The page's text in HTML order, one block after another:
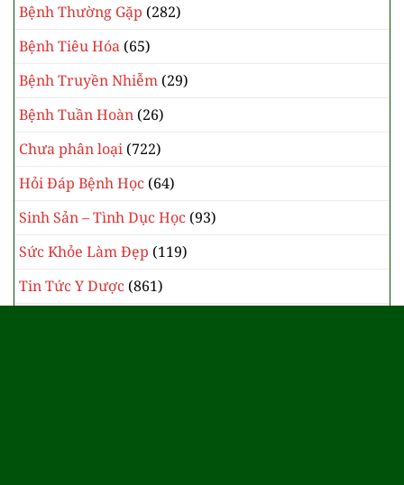
Bệnh Thường Gặp (282)
Bệnh Tiêu Hóa (65)
Bệnh Truyền Nhiễm (29)
Bệnh Tuần Hoàn (26)
Chưa phân loại (722)
Hỏi Đáp Bệnh Học (64)
Sinh Sản – Tình Dục Học (93)
Sức Khỏe Làm Đẹp (119)
Tin Tức Y Dược (861)